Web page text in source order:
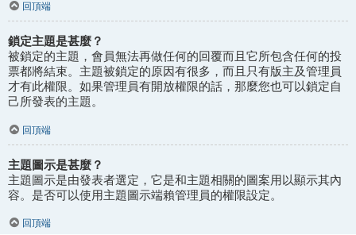
回頂端
鎖定主題是甚麼？
被鎖定的主題，會員無法再做任何的回覆而且它所包含任何的投
票都將結束。主題被鎖定的原因有很多，而且只有版主及管理員
才有此權限。如果管理員有開放權限的話，那麼您也可以鎖定自
己所發表的主題。
回頂端
主題圖示是甚麼？
主題圖示是由發表者選定，它是和主題相關的圖案用以顯示其內
容。是否可以使用主題圖示端賴管理員的權限設定。
回頂端